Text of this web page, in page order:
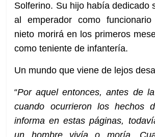
Solferino. Su hijo había dedicado
al emperador como
nieto morirá en los primeros
como teniente de infantería.
Un mundo que viene de lejos
“Por aquel entonces, antes de
cuando ocurrieron los hechos
informa en estas páginas,